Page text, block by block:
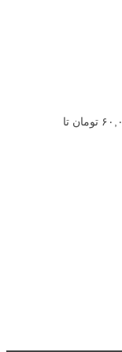
محدوده قیمت: ۶۰,۰۰۰ تومان تا